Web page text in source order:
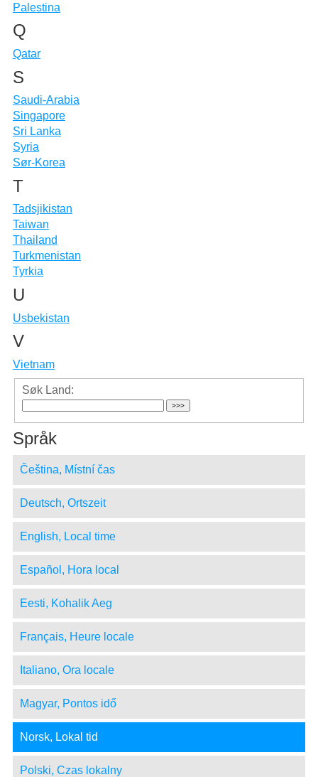
Palestina
Q
Qatar
S
Saudi-Arabia
Singapore
Sri Lanka
Syria
Sør-Korea
T
Tadsjikistan
Taiwan
Thailand
Turkmenistan
Tyrkia
U
Usbekistan
V
Vietnam
Søk Land:
Språk
Čeština, Místní čas
Deutsch, Ortszeit
English, Local time
Español, Hora local
Eesti, Kohalik Aeg
Français, Heure locale
Italiano, Ora locale
Magyar, Pontos idő
Norsk, Lokal tid
Polski, Czas lokalny